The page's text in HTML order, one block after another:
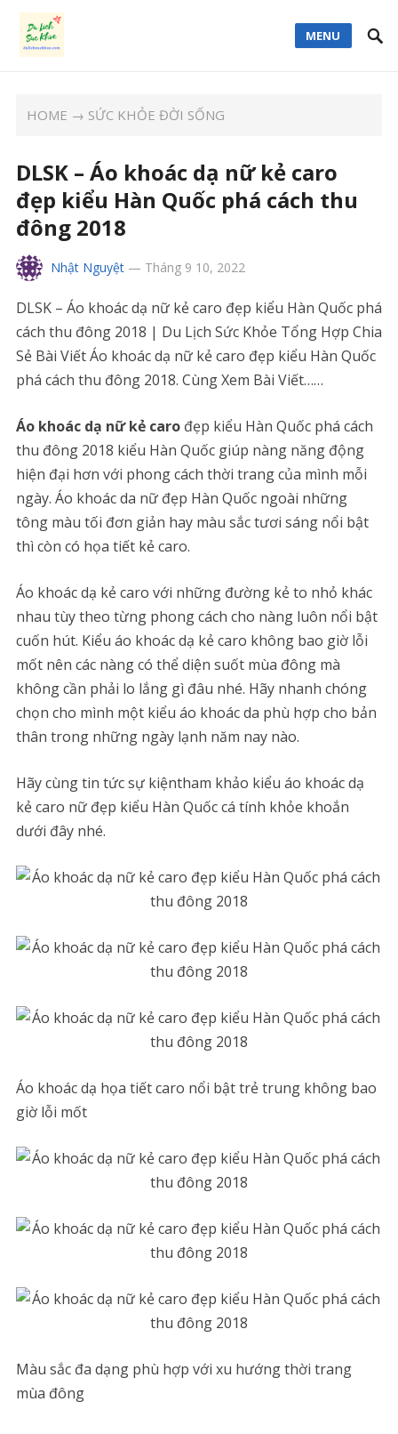
MENU
HOME → SỨC KHỎE ĐỜI SỐNG
DLSK – Áo khoác dạ nữ kẻ caro
đẹp kiểu Hàn Quốc phá cách thu
đông 2018
Nhật Nguyệt— Tháng 9 10, 2022
DLSK – Áo khoác dạ nữ kẻ caro đẹp kiểu Hàn Quốc phá
cách thu đông 2018 | Du Lịch Sức Khỏe Tổng Hợp Chia
Sẻ Bài Viết Áo khoác dạ nữ kẻ caro đẹp kiểu Hàn Quốc
phá cách thu đông 2018. Cùng Xem Bài Viết……
Áo khoác dạ nữ kẻ carođẹp kiểu Hàn Quốc phá cách
thu đông 2018 kiểu Hàn Quốc giúp nàng năng động
hiện đại hơn với phong cách thời trang của mình mỗi
ngày. Áo khoác da nữ đẹp Hàn Quốc ngoài những
tông màu tối đơn giản hay màu sắc tươi sáng nổi bật
thì còn có họa tiết kẻ caro.
Áo khoác dạ kẻ caro với những đường kẻ to nhỏ khác
nhau tùy theo từng phong cách cho nàng luôn nổi bật
cuốn hút. Kiểu áo khoác dạ kẻ caro không bao giờ lỗi
mốt nên các nàng có thể diện suốt mùa đông mà
không cần phải lo lắng gì đâu nhé. Hãy nhanh chóng
chọn cho mình một kiểu áo khoác da phù hợp cho bản
thân trong những ngày lạnh năm nay nào.
Hãy cùng tin tức sự kiệntham khảo kiểu áo khoác dạ
kẻ caro nữ đẹp kiểu Hàn Quốc cá tính khỏe khoắn
dưới đây nhé.
Áo khoác dạ họa tiết caro nổi bật trẻ trung không bao
giờ lỗi mốt
Màu sắc đa dạng phù hợp với xu hướng thời trang
mùa đông